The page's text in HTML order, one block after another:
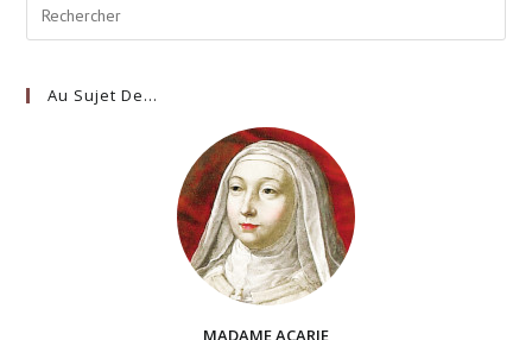
Au Sujet De…
MADAME ACARIE